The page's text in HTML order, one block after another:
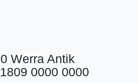
Werra Antik
0000 0000